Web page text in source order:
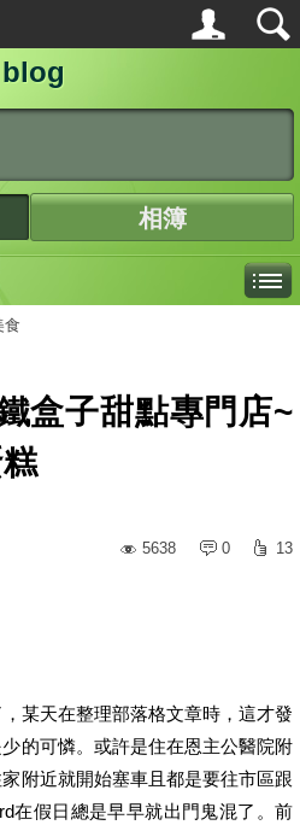
相簿
食
盒子甜點專門店~
5638
0 13
某天在整理部落格文章時，這才發
的可憐。或許是住在恩主公醫院附
附近就開始塞車且都是要往市區跟
在假日總是早早就出門鬼混了。前